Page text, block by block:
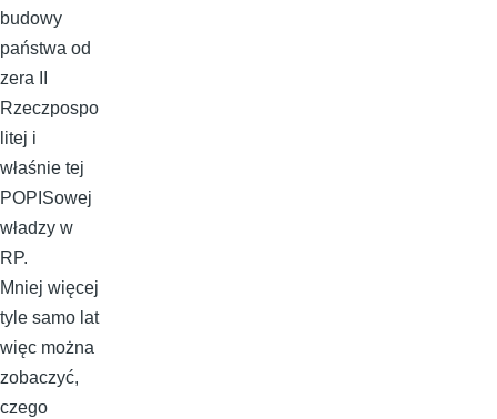
budowy
państwa od
zera II
Rzeczpospo
litej i
właśnie tej
POPISowej
władzy w
RP.
Mniej więcej
tyle samo lat
więc można
zobaczyć,
czego